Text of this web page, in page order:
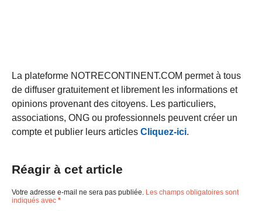
La plateforme NOTRECONTINENT.COM permet à tous
de diffuser gratuitement et librement les informations et
opinions provenant des citoyens. Les particuliers,
associations, ONG ou professionnels peuvent créer un
compte et publier leurs articles Cliquez-ici.
Réagir à cet article
Votre adresse e-mail ne sera pas publiée. Les champs obligatoires sont
indiqués avec *